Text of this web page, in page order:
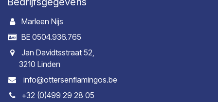
Marleen Nijs
BE 0504.936.765
Jan Davidtsstraat 52,
3210 Linden
info@ottersenflamingos.be
+32 (0)499 29 28 05